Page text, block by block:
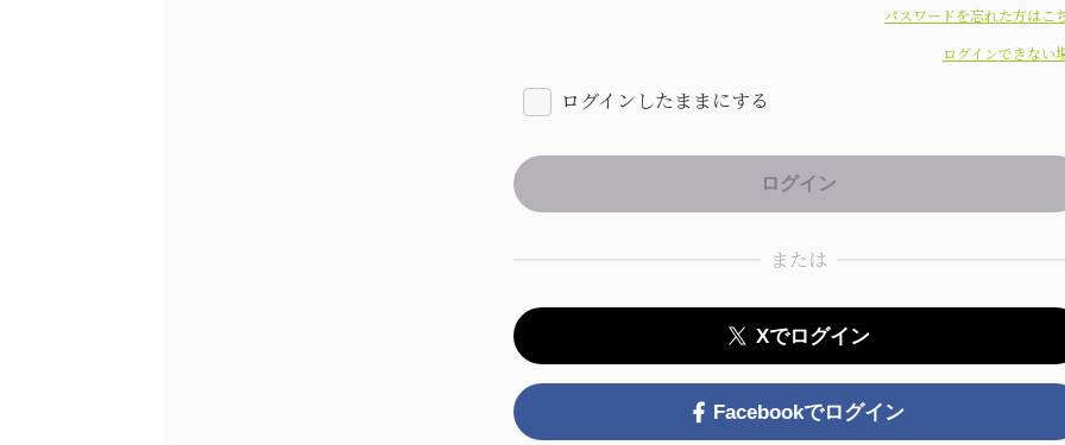
パスワードを忘れた方はこ
ログインできない
ログインしたままにする
または
Xでログイン
Facebookでログイン